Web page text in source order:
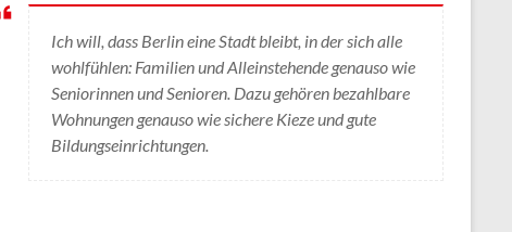
Ich will, dass Berlin eine Stadt bleibt, in der sich alle
wohlfühlen: Familien und Alleinstehende genauso wie
Seniorinnen und Senioren. Dazu gehören bezahlbare
Wohnungen genauso wie sichere Kieze und gute
Bildungseinrichtungen.